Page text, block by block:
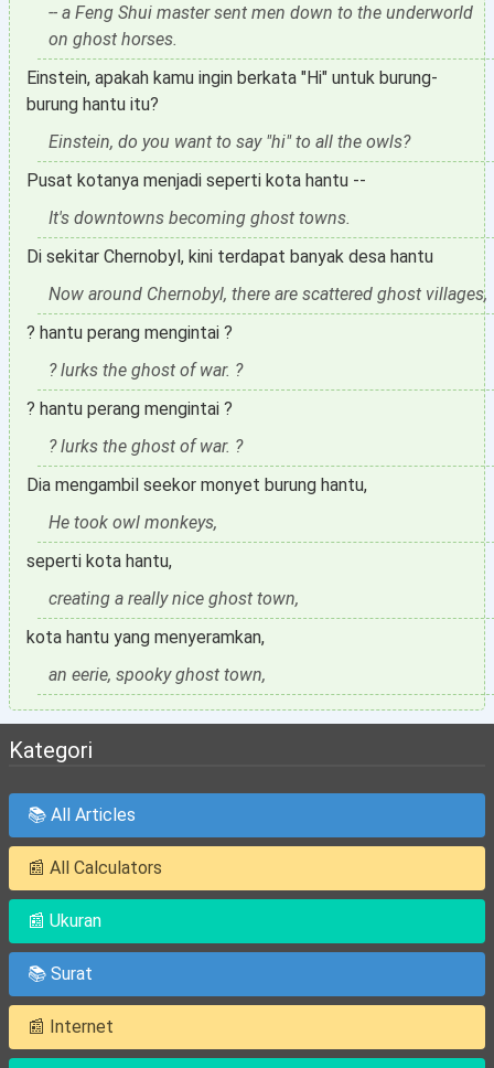
-- a Feng Shui master sent men down to the underworld
on ghost horses.
Einstein, apakah kamu ingin berkata "Hi" untuk burung-
burung hantu itu?
Einstein, do you want to say "hi" to all the owls?
Pusat kotanya menjadi seperti kota hantu --
It's downtowns becoming ghost towns.
Di sekitar Chernobyl, kini terdapat banyak desa hantu
Now around Chernobyl, there are scattered ghost villages,
? hantu perang mengintai ?
? lurks the ghost of war. ?
? hantu perang mengintai ?
? lurks the ghost of war. ?
Dia mengambil seekor monyet burung hantu,
He took owl monkeys,
seperti kota hantu,
creating a really nice ghost town,
kota hantu yang menyeramkan,
an eerie, spooky ghost town,
Kategori
📚 All Articles
📰 All Calculators
📰 Ukuran
📚 Surat
📰 Internet